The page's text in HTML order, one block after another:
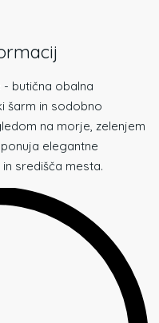
- butična obalna
šarm in sodobno
na morje, zelenjem
elegantne
središča mesta.